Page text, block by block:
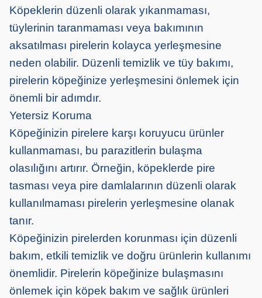
Köpeklerin düzenli olarak yıkanmaması,
tüylerinin taranmaması veya bakımının
aksatılması pirelerin kolayca yerleşmesine
neden olabilir. Düzenli temizlik ve tüy bakımı,
pirelerin köpeğinize yerleşmesini önlemek için
önemli bir adımdır.
Yetersiz Koruma
Köpeğinizin pirelere karşı koruyucu ürünler
kullanmaması, bu parazitlerin bulaşma
olasılığını artırır. Örneğin, köpeklerde pire
tasması veya pire damlalarının düzenli olarak
kullanılmaması pirelerin yerleşmesine olanak
tanır.
Köpeğinizin pirelerden korunması için düzenli
bakım, etkili temizlik ve doğru ürünlerin kullanımı
önemlidir. Pirelerin köpeğinize bulaşmasını
önlemek için köpek bakım ve sağlık ürünleri